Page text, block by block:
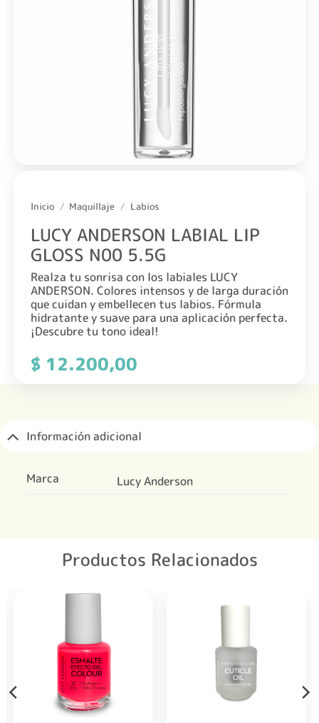
Inicio / Maquillaje / Labios
LUCY ANDERSON LABIAL LIP
GLOSS N00 5.5G
Realza tu sonrisa con los labiales LUCY
ANDERSON. Colores intensos y de larga duración
que cuidan y embellecen tus labios. Fórmula
hidratante y suave para una aplicación perfecta.
¡Descubre tu tono ideal!
$12.200,00
Información adicional
Marca Lucy Anderson
Productos Relacionados